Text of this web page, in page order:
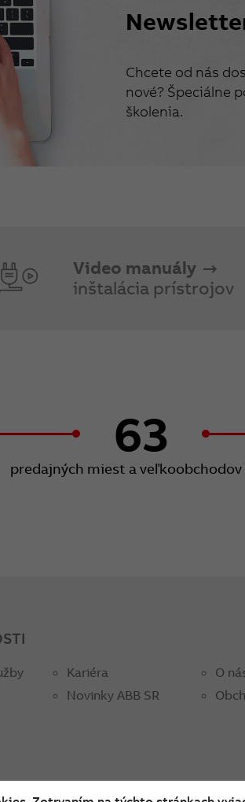
Chcete od nás
nové? Špeciálne
školenia.
Video manuály
inštalácia prístrojov
63
predajných miest a veľkoobchodov
Kariéra
Novinky ABB SR
O